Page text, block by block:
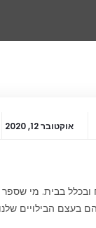
אוקטובר 12, 2020
ובכלל בבית. מי
בעצם הבילויים